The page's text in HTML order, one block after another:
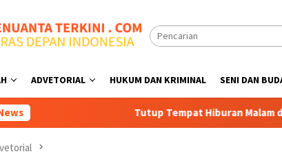
ADVETORIAL HUKUM DAN KRIMINAL SENI DAN
Tutup Tempat Hiburan Malam dan Berantas